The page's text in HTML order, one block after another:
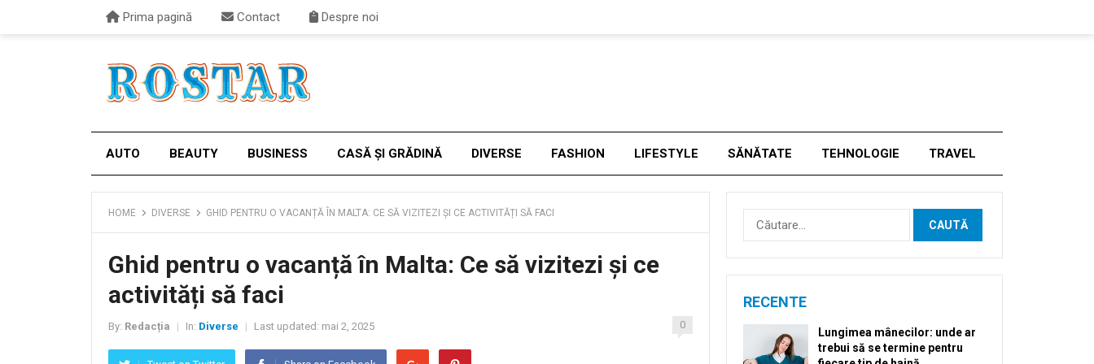
Prima pagină Contact Despre noi
AUTO BEAUTY BUSINESS CASĂ ȘI GRĂDINĂ DIVERSE FASHION LIFESTYLE SĂNĂTATE TEHNOLOGIE TRAVEL
HOME DIVERSE GHID PENTRU O VACANȚĂ ÎN MALTA: CE SĂ VIZITEZI ȘI CE ACTIVITĂȚI SĂ FACI
Ghid pentru o vacanță în Malta: Ce să vizitezi și ce
activități să faci
By: Redacția In: Diverse Last updated: mai 2, 2025 0
Caută
după:
RECENTE
Lungimea mânecilor: unde ar
trebui să se termine pentru